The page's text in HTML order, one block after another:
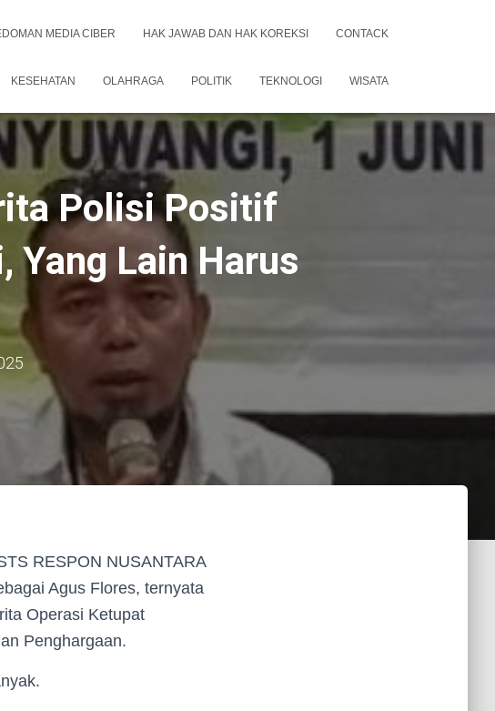
MEDIA CIBER HAK JAWAB DAN HAK KOREKSI CONTACK
KESEHATAN OLAHRAGA POLITIK TEKNOLOGI WISATA
Polisi Positif
Yang Lain Harus
RESPON NUSANTARA
Agus Flores, ternyata
Operasi Ketupat
Penghargaan.